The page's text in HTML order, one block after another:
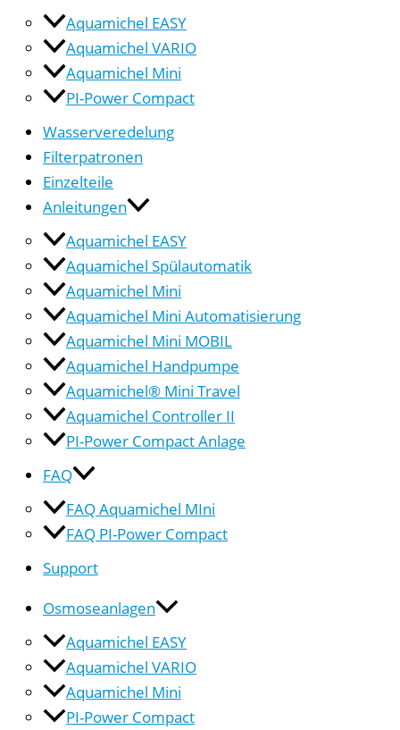
Aquamichel EASY
Aquamichel VARIO
Aquamichel Mini
PI-Power Compact
Wasserveredelung
Filterpatronen
Einzelteile
Anleitungen
Aquamichel EASY
Aquamichel Spülautomatik
Aquamichel Mini
Aquamichel Mini Automatisierung
Aquamichel Mini MOBIL
Aquamichel Handpumpe
Aquamichel® Mini Travel
Aquamichel Controller II
PI-Power Compact Anlage
FAQ
FAQ Aquamichel MIni
FAQ PI-Power Compact
Support
Osmoseanlagen
Aquamichel EASY
Aquamichel VARIO
Aquamichel Mini
PI-Power Compact